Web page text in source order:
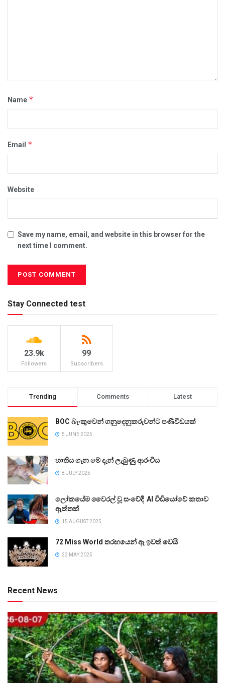
Name *
Email *
Website
Save my name, email, and website in this browser for the
next time I comment.
Stay Connected test
23.9k
Followers
99
Subscribers
Trending Comments Latest
BOC බැංකුවෙන් ගනුදෙනුකරුවන්ට පණිවිඩයක්
5 JUNE 2025
භාතිය ගැන මේ දැන් ලැබුණු ආරංචිය
8 JULY 2025
ලෝකයේම වෛරල් වූ සංවේදී AI වීඩියෝවේ කතාව
ඇත්තක්
15 AUGUST 2025
72 Miss World තරඟයෙන් ඈ ඉවත් වෙයි
22 MAY 2025
Recent News